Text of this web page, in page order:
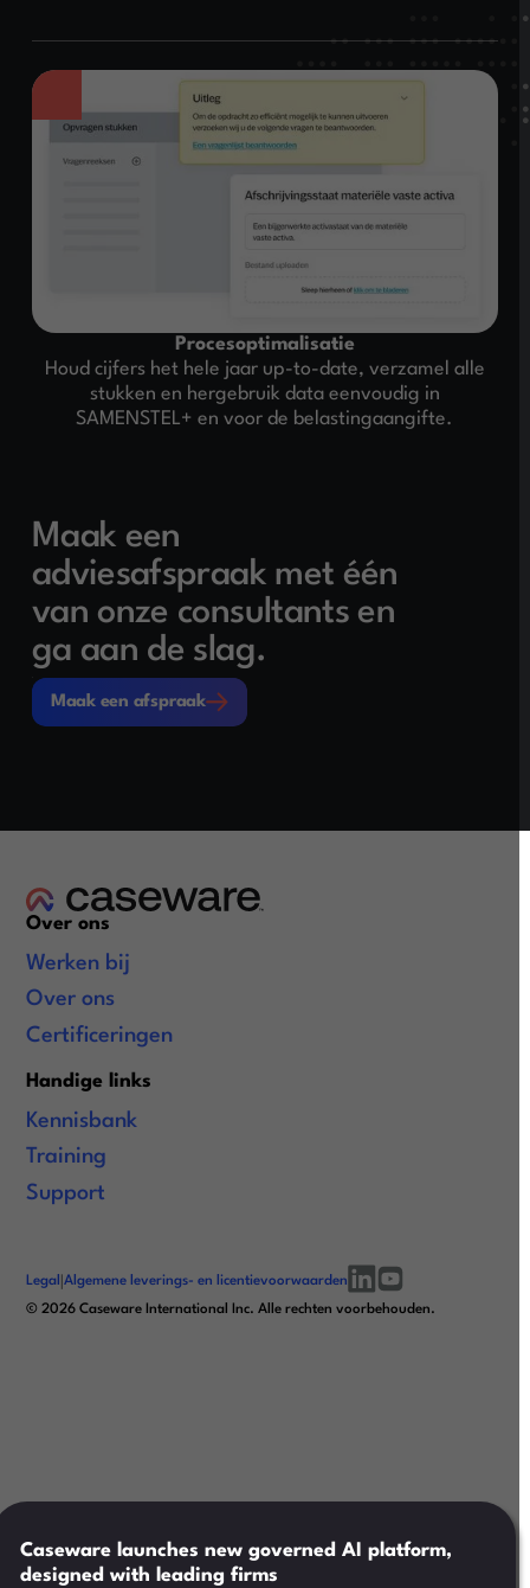
Procesoptimalisatie
Houd cijfers het hele jaar up-to-date, verzamel alle
stukken en hergebruik data eenvoudig in
SAMENSTEL+ en voor de belastingaangifte.
Maak een
adviesafspraak met één
van onze consultants en
ga aan de slag.
Maak een afspraak
Maak een afspraak
Over ons
Werken bij
Over ons
Certificeringen
Handige links
Kennisbank
Training
Support
©2026 Caseware International Inc. Alle rechten voorbehouden.
Legal |Algemene leverings- en licentievoorwaarden
linkedinyoutube
Caseware launches new governed AI platform,
designed with leading firms